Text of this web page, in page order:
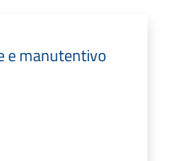
e manutentivo